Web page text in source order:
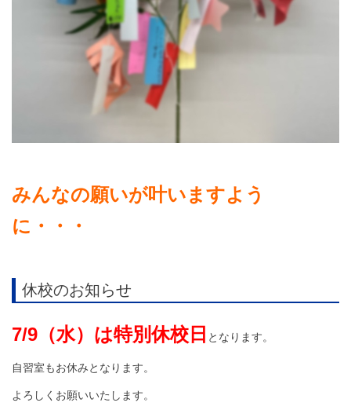
みんなの願いが叶いますよう
に・・・
休校のお知らせ
7/9（水）は特別休校日 となります。
自習室もお休みとなります。
よろしくお願いいたします。